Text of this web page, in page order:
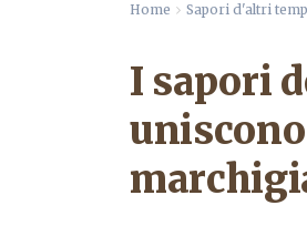
Home Sapori d'altri
I sapori